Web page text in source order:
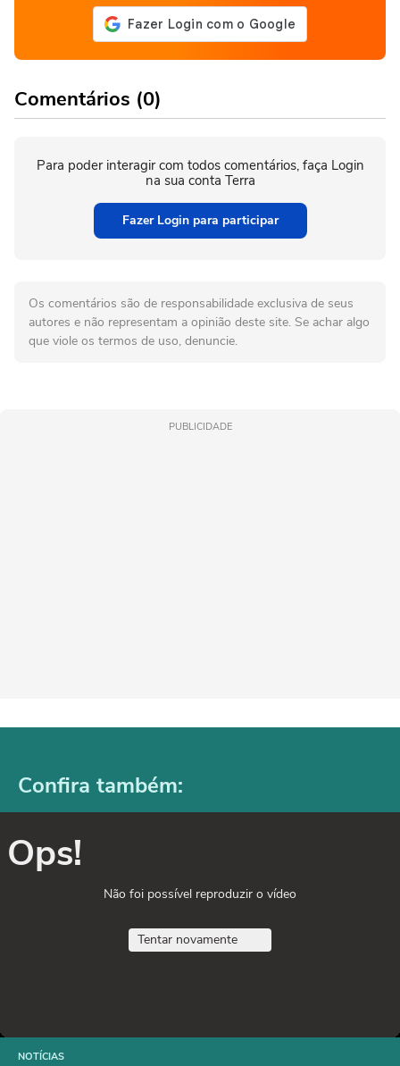
Comentários (0)
Para poder interagir com todos comentários, faça Login
na sua conta Terra
Fazer Login para participar
Os comentários são de responsabilidade exclusiva de seus
autores e não representam a opinião deste site. Se achar algo
que viole os termos de uso, denuncie.
PUBLICIDADE
Confira também:
Ops!
Não foi possível reproduzir o vídeo
Tentar novamente
NOTÍCIAS